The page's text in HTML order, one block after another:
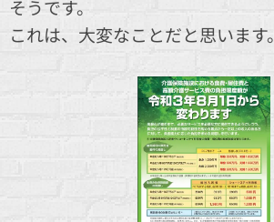
そうです。
これは、大変なことだと思います。